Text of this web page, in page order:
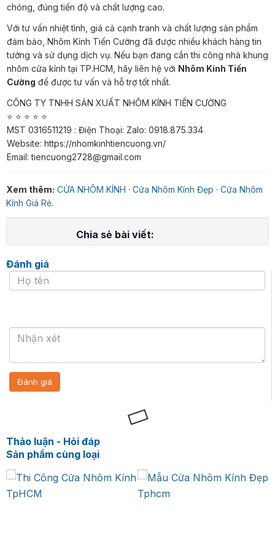
chóng, đúng tiến độ và chất lượng cao.
Với tư vấn nhiệt tình, giá cả cạnh tranh và chất lượng sản phẩm
đảm bảo, Nhôm Kính Tiến Cường đã được nhiều khách hàng tin
tưởng và sử dụng dịch vụ. Nếu bạn đang cần thi công nhà khung
nhôm cửa kính tại TP.HCM, hãy liên hệ với Nhôm Kính Tiến
Cường để được tư vấn và hỗ trợ tốt nhất.
CÔNG TY TNHH SẢN XUẤT NHÔM KÍNH TIẾN CƯỜNG
⭐ ⭐ ⭐ ⭐ ⭐
MST 0316511219 : Điện Thoại: Zalo: 0918.875.334
Website: https://nhomkinhtiencuong.vn/
Email: tiencuong2728@gmail.com
Xem thêm: CỬA NHÔM KÍNH · Cửa Nhôm Kính Đẹp · Cửa Nhôm
Kính Giá Rẻ.
Chia sẻ bài viết:
Đánh giá
Thảo luận - Hỏi đáp
Sản phẩm cùng loại